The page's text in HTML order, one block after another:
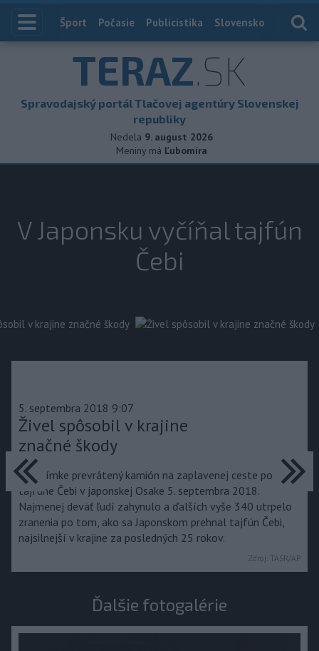
Index
Šport Počasie Publicistika Slovensko
TERAZ.SK
Spravodajský portál Tlačovej agentúry Slovenskej
republiky
Nedela 9. august 2026
Meniny má Ľubomíra
V Japonsku vyčíňal tajfún
Čebi
5. septembra 2018 9:07
Živel spôsobil v krajine
značné škody
Na snímke prevrátený kamión na zaplavenej ceste po
tajfúne Čebi v japonskej Osake 5. septembra 2018.
Najmenej deväť ľudí zahynulo a ďalších vyše 340 utrpelo
zranenia po tom, ako sa Japonskom prehnal tajfún Čebi,
najsilnejší v krajine za posledných 25 rokov.
Zdroj: TASR/AP
predchádzajúce
Ďalšie fotogalérie